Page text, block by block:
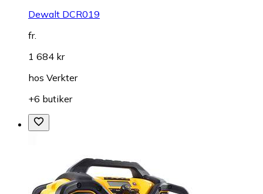
Dewalt DCR019
fr.
1 684 kr
hos Verkter
+6 butiker